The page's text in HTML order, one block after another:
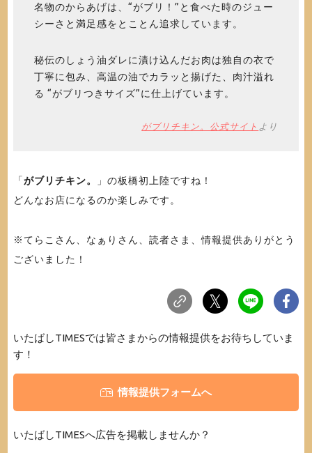
名物のからあげは、“がブリ！”と食べた時のジュー
シーさと満足感をとことん追求しています。
秘伝のしょう油ダレに漬け込んだお肉は独自の衣で
丁寧に包み、高温の油でカラッと揚げた、肉汁溢れ
る “がブリつきサイズ”に仕上げています。
がブリチキン。公式サイト より
「がブリチキン。
」の板橋初上陸ですね！
どんなお店になるのか楽しみです。
※てらこさん、なぁりさん、読者さま、情報提供ありがとう
ございました！
いたばしTIMESでは皆さまからの情報提供をお待ちしていま
す！
情報提供フォームへ
いたばしTIMESへ広告を掲載しませんか？